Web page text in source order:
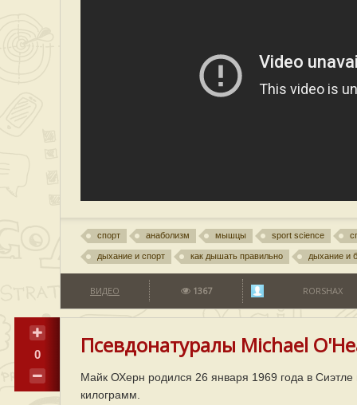
спорт анаболизм мышцы sport science
дыхание и спорт как дышать правильно дыхание и
ВИДЕО 1367 RORSHAX
0 Псевдонатуралы Michael
Майк ОХерн родился 26 января 1969 года в
килограмм.